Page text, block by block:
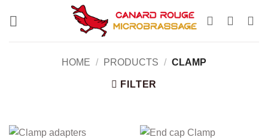
HOME / PRODUCTS / CLAMP
FILTER